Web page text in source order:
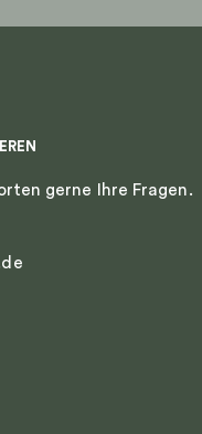
gerne Ihre Fragen.